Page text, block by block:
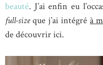
beauté. J’ai enfin eu
full-sizeque j’ai intégréà
de découvrir ici.